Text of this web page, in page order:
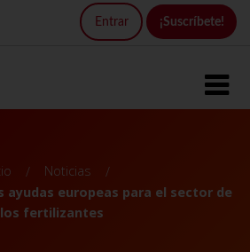
Entrar ¡Suscríbete!
Noticias
ayudas europeas para el sector de
los fertilizantes